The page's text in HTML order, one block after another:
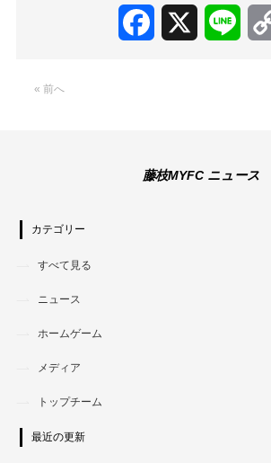
Facebook Line
« 前へ
藤枝MYFC ニュース
カテゴリー
すべて見る
ニュース
ホームゲーム
メディア
トップチーム
最近の更新